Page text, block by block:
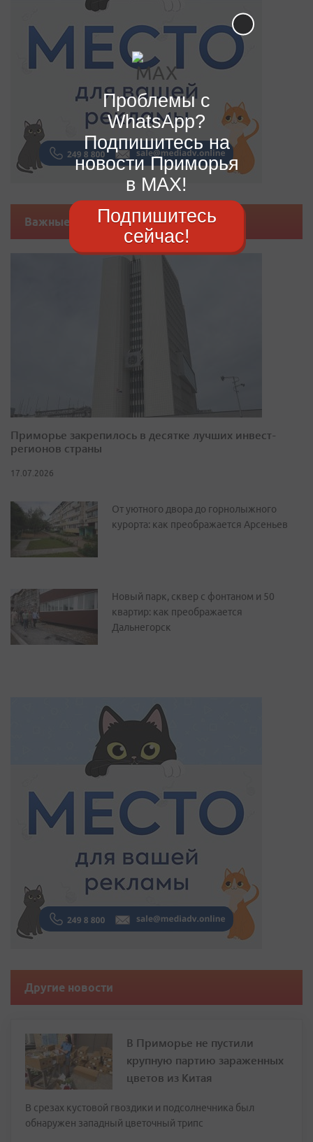
Важные новости
Приморье закрепилось в десятке лучших инвест-
регионов страны
17.07.2026
От уютного двора до горнолыжного
курорта: как преображается Арсеньев
Новый парк, сквер с фонтаном и 50
квартир: как преображается
Дальнегорск
Другие новости
В Приморье не пустили
крупную партию зараженных
цветов из Китая
В срезах кустовой гвоздики и подсолнечника был
обнаружен западный цветочный трипс
Проблемы с
WhatsApp?
Подпишитесь на
новости Приморья
в MAX!
Подпишитесь
сейчас!